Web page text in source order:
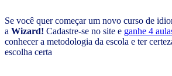
Se você quer começar um novo curso de
a Wizard! Cadastre-se no site e ganhe 4
conhecer a metodologia da escola e ter
escolha certa